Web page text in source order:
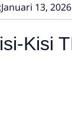
Januari 13, 2026
Kisi